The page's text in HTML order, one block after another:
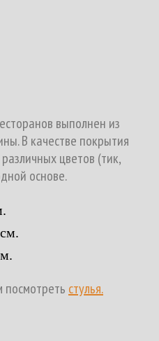
выполнен из
В качестве покрытия
цветов (тик,
основе.
стулья.